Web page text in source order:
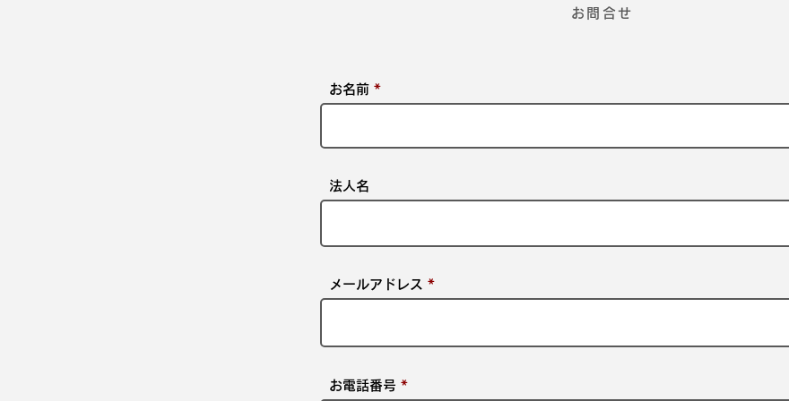
お問合せ
お名前
法人名
メールアドレス
お電話番号